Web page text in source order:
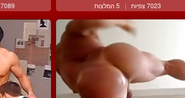
7023 צפיות | 5 המלצות 7089 צפיות